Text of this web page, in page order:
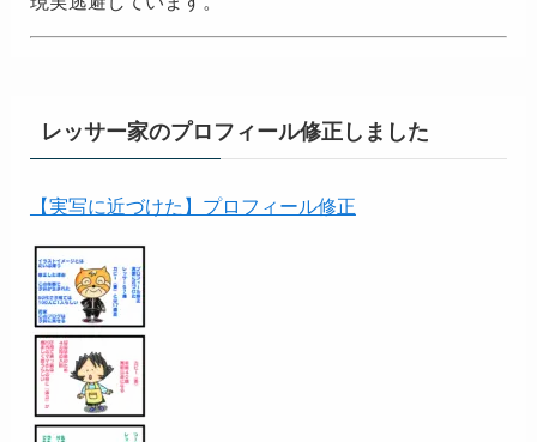
レッサー家のプロフィール修正しました
【実写に近づけた】プロフィール修正